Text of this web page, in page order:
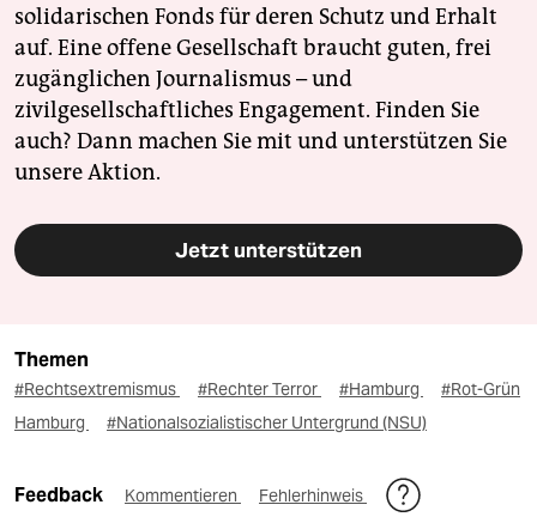
solidarischen Fonds für deren Schutz und Erhalt
auf. Eine offene Gesellschaft braucht guten, frei
zugänglichen Journalismus – und
zivilgesellschaftliches Engagement. Finden Sie
auch? Dann machen Sie mit und unterstützen Sie
unsere Aktion.
Jetzt unterstützen
Themen
#Rechtsextremismus #Rechter Terror #Hamburg
#Rot-Grün
Hamburg
#Nationalsozialistischer Untergrund (NSU)
Feedback Kommentieren Fehlerhinweis